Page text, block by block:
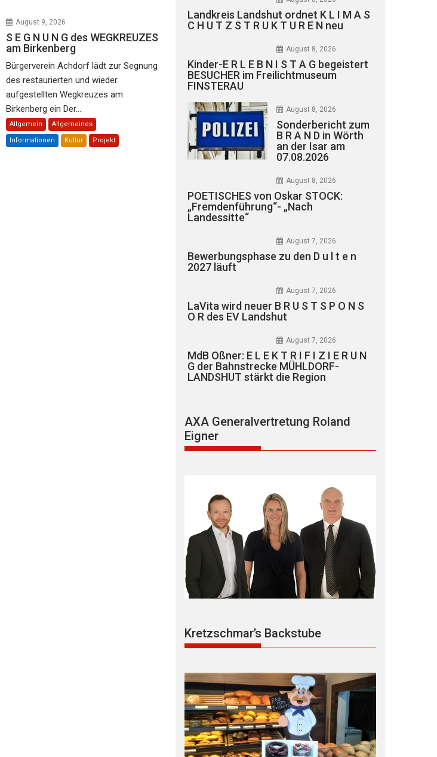
August 9, 2026
S E G N U N G des WEGKREUZES
am Birkenberg
Bürgerverein Achdorf lädt zur Segnung
des restaurierten und wieder
aufgestellten Wegkreuzes am
Birkenberg ein Der...
Allgemein Allgemeines
Informationen Kultur Projekt
Landkreis Landshut ordnet K L I M A S
C H U T Z S T R U K T U R E N neu
August 8, 2026
Kinder-E R L E B N I S T A G begeistert
BESUCHER im Freilichtmuseum
FINSTERAU
August 8, 2026
Sonderbericht zum
B R A N D in Wörth
an der Isar am
07.08.2026
August 8, 2026
POETISCHES von Oskar STOCK:
„Fremdenführung“- „Nach
Landessitte“
August 7, 2026
Bewerbungsphase zu den D u l t e n
2027 läuft
August 7, 2026
LaVita wird neuer B R U S T S P O N S
O R des EV Landshut
August 7, 2026
MdB Oßner: E L E K T R I F I Z I E R U N
G der Bahnstrecke MÜHLDORF-
LANDSHUT stärkt die Region
AXA Generalvertretung Roland
Eigner
Kretzschmar’s Backstube